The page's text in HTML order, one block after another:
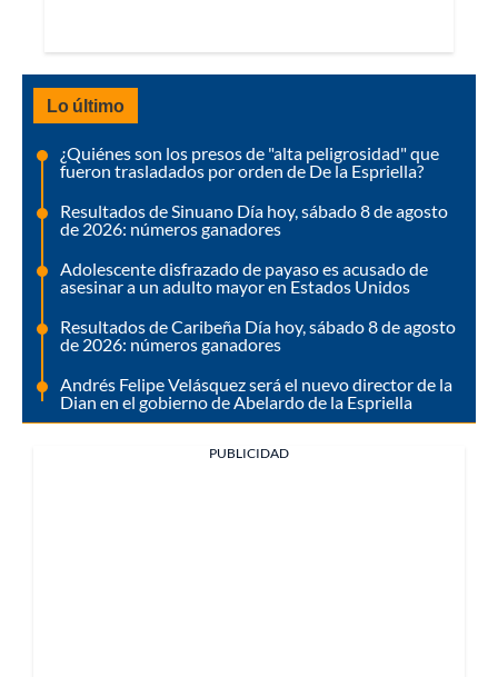
Lo último
¿Quiénes son los presos de "alta peligrosidad" que
fueron trasladados por orden de De la Espriella?
Resultados de Sinuano Día hoy, sábado 8 de agosto
de 2026: números ganadores
Adolescente disfrazado de payaso es acusado de
asesinar a un adulto mayor en Estados Unidos
Resultados de Caribeña Día hoy, sábado 8 de agosto
de 2026: números ganadores
Andrés Felipe Velásquez será el nuevo director de la
Dian en el gobierno de Abelardo de la Espriella
PUBLICIDAD